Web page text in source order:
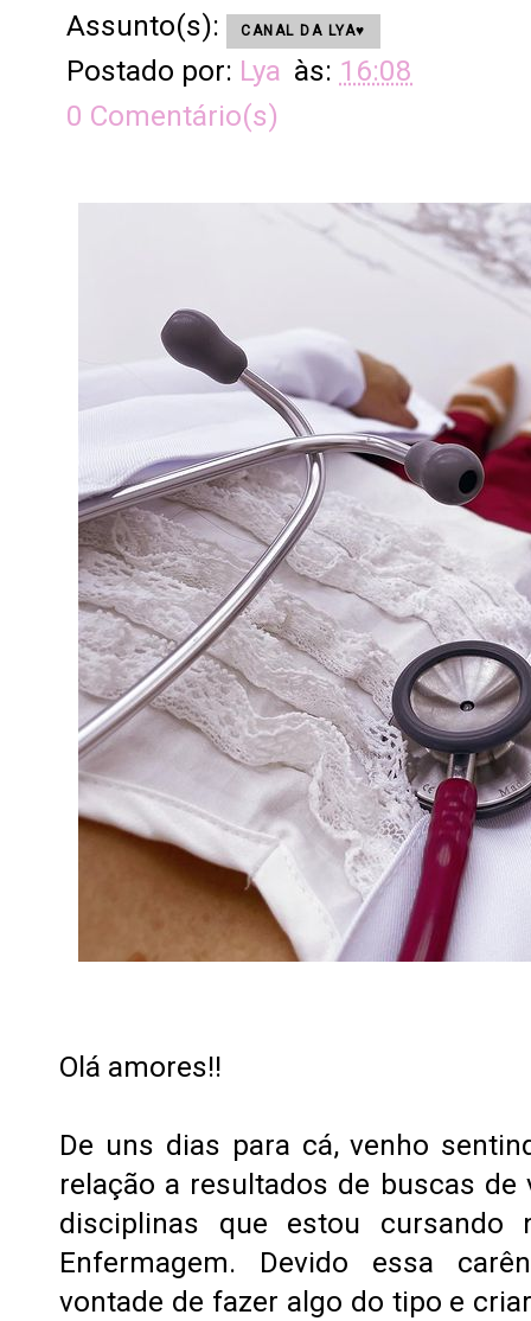
Assunto(s): CANAL DA LYA♥
Postado por: Lya às: 16:08
0 Comentário(s)
Olá amores!!
De uns dias para cá, venho
relação a resultados de buscas
disciplinas que estou
Enfermagem. Devido essa
vontade de fazer algo do tipo e